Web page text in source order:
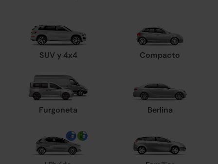
SUV y 4x4 Compacto
Furgoneta Berlina